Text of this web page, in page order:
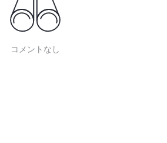
コメントなし